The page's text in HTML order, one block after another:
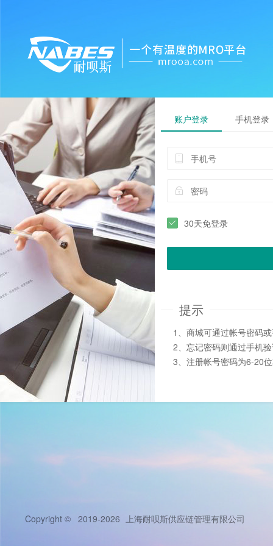
账户登录 手机登录
30天免登录
提示
1、商城可通过帐号密码
2、忘记密码则通过手机
3、注册帐号密码为6-20
Copyright © 2019-2026 上海耐呗斯供应链管理有限公司